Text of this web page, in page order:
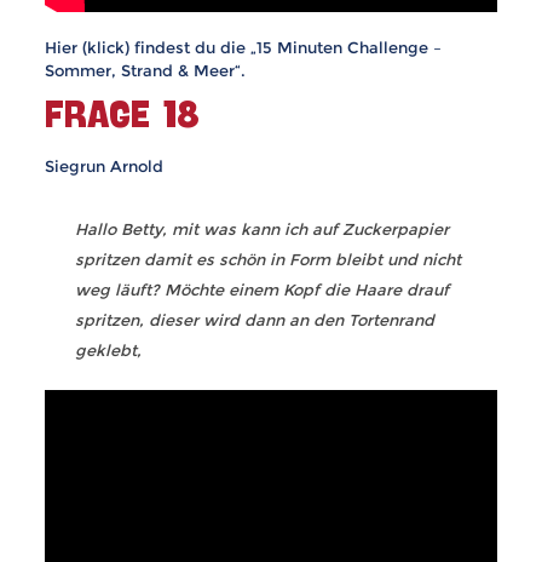
Hier (klick) findest du die „15 Minuten Challenge –
Sommer, Strand & Meer“.
FRAGE 18
Siegrun Arnold
Hallo Betty, mit was kann ich auf Zuckerpapier
spritzen damit es schön in Form bleibt und nicht
weg läuft? Möchte einem Kopf die Haare drauf
spritzen, dieser wird dann an den Tortenrand
geklebt,